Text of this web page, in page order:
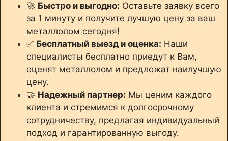
🚀 Быстро и выгодно: Оставьте заявку всего
за 1 минуту и получите лучшую цену за ваш
металлолом сегодня!
✅ Бесплатный выезд и оценка: Наши
специалисты бесплатно приедут к Вам,
оценят металлолом и предложат наилучшую
цену.
🤝 Надежный партнер: Мы ценим каждого
клиента и стремимся к долгосрочному
сотрудничеству, предлагая индивидуальный
подход и гарантированную выгоду.